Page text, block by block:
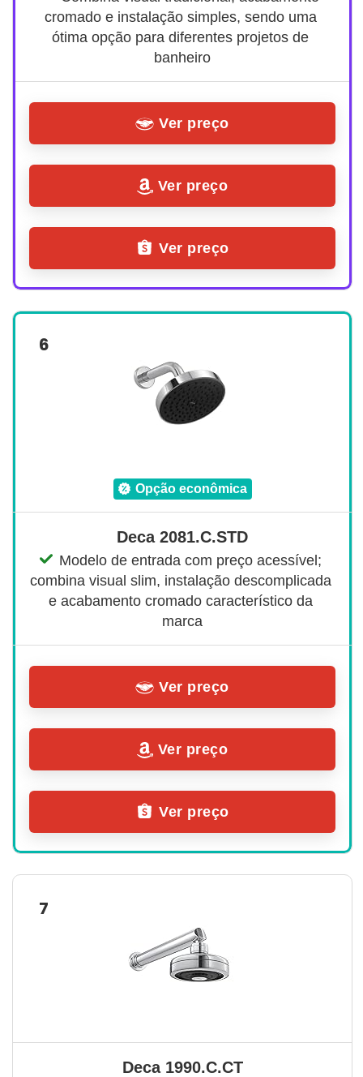
cromado e instalação simples, sendo uma
ótima opção para diferentes projetos de
banheiro
Ver preço
Ver preço
Ver preço
6
opção econômica
Deca 2081.C.STD
Modelo de entrada com preço acessível;
combina visual slim, instalação descomplicada
e acabamento cromado característico da
marca
Ver preço
Ver preço
Ver preço
7
Deca 1990.C.CT